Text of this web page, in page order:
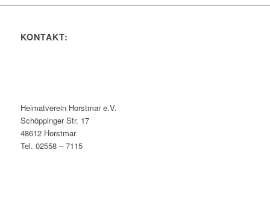
KONTAKT:
Heimatverein Horstmar e.V.
Schöppinger Str. 17
48612 Horstmar
Tel. 02558 – 7115